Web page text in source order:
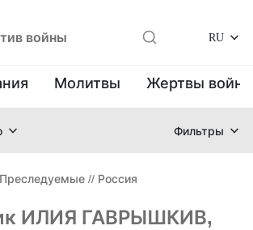
войны RU
Молитвы Жертвы
Фильтры
Преследуемые // Россия
ИЛИЯ ГАВРЫШКИВ,